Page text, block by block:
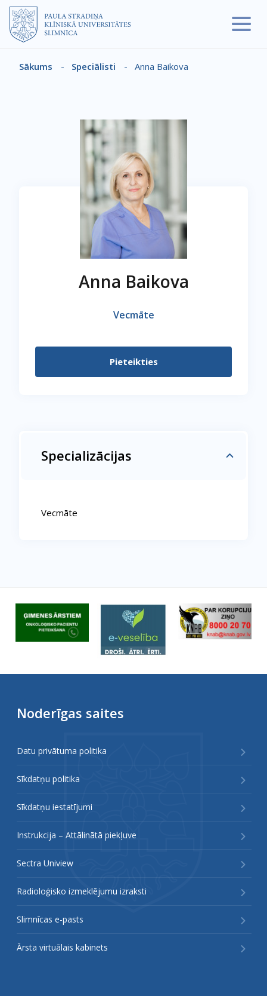
Pārlekt uz galveno saturu
Atpakaļceļš
Sākums - Speciālisti - Anna Baikova
Anna Baikova
Vecmāte
Pieteikties
Specializācijas
Vecmāte
Noderīgas saites
Datu privātuma politika
Sīkdatņu politika
Sīkdatņu iestatījumi
Instrukcija – Attālinātā piekļuve
Sectra Uniview
Radioloģisko izmeklējumu izraksti
Slimnīcas e-pasts
Ārsta virtuālais kabinets